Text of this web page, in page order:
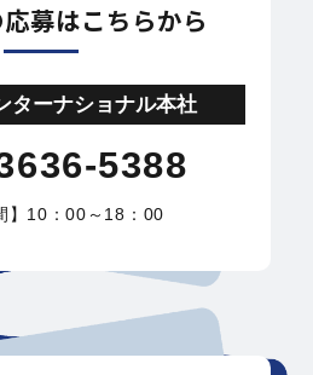
募はこちらから
ターナショナル本社
5388
】10：00～18：00